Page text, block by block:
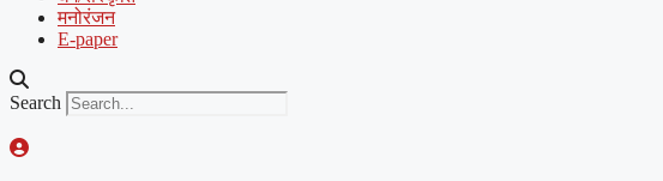
मनोरंजन
E-paper
Search